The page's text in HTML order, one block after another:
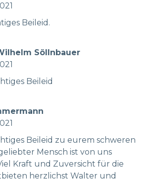
Beileid.
Söllnbauer
Beileid
Beileid zu eurem schweren
Mensch ist von uns
Kraft und Zuversicht für die
herzlichst Walter und